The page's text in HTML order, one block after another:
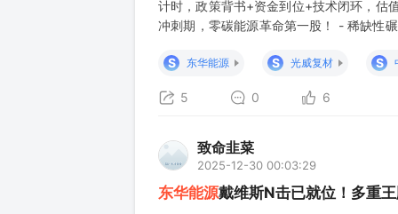
计时，政策背书+资金到位+技术闭环，估
冲刺期，零碳能源革命第一股！ - 稀缺性
S
东华能源 S 光威复材 S
5 0 6
致命韭菜
2025-12-30 00:03:29
东华能源戴维斯N击已就位！多重